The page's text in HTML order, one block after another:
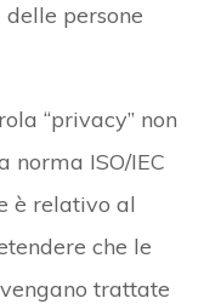
persone
“privacy” non
norma ISO/IEC
è relativo al
che le
trattate